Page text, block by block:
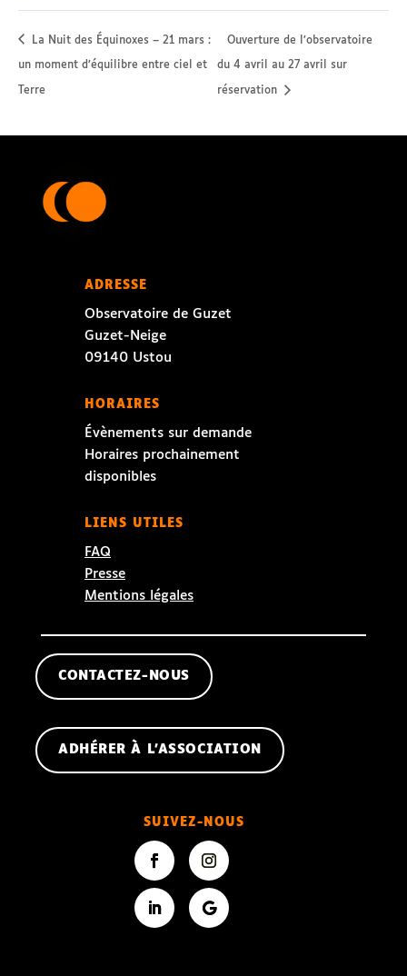
La Nuit des Équinoxes – 21 mars :
un moment d’équilibre entre ciel et
Terre
Ouverture de l’observatoire
du 4 avril au 27 avril sur
réservation
ADRESSE
Observatoire de Guzet
Guzet-Neige
09140 Ustou
HORAIRES
Évènements sur demande
Horaires prochainement
disponibles
LIENS UTILES
FAQ
Presse
Mentions légales
CONTACTEZ-NOUS
ADHÉRER À L'ASSOCIATION
SUIVEZ-NOUS